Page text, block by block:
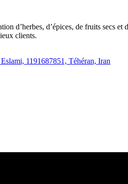
d’herbes, d’épices, de fruits secs
clients.
1191687851, Téhéran, Iran